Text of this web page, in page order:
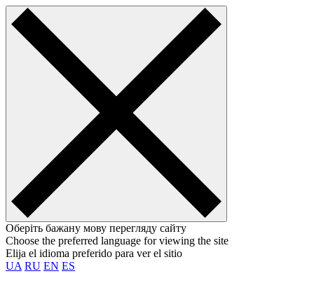
Оберіть бажану мову перегляду сайту
Choose the preferred language for viewing the site
Elija el idioma preferido para ver el sitio
UA RU EN ES